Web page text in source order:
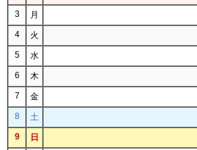
3
月
4
火
5
水
6
木
7
金
8
土
9
日